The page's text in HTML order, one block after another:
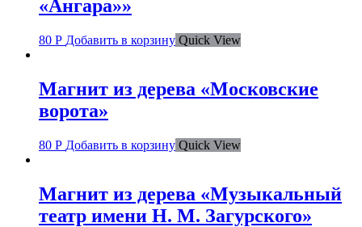
«Ангара»»
80 Р Добавить в корзину Quick View
Магнит из дерева «Московские
ворота»
80 Р Добавить в корзину Quick View
Магнит из дерева «Музыкальный
театр имени Н. М. Загурского»